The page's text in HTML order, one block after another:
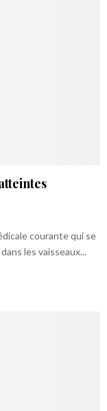
courante qui se
les vaisseaux...